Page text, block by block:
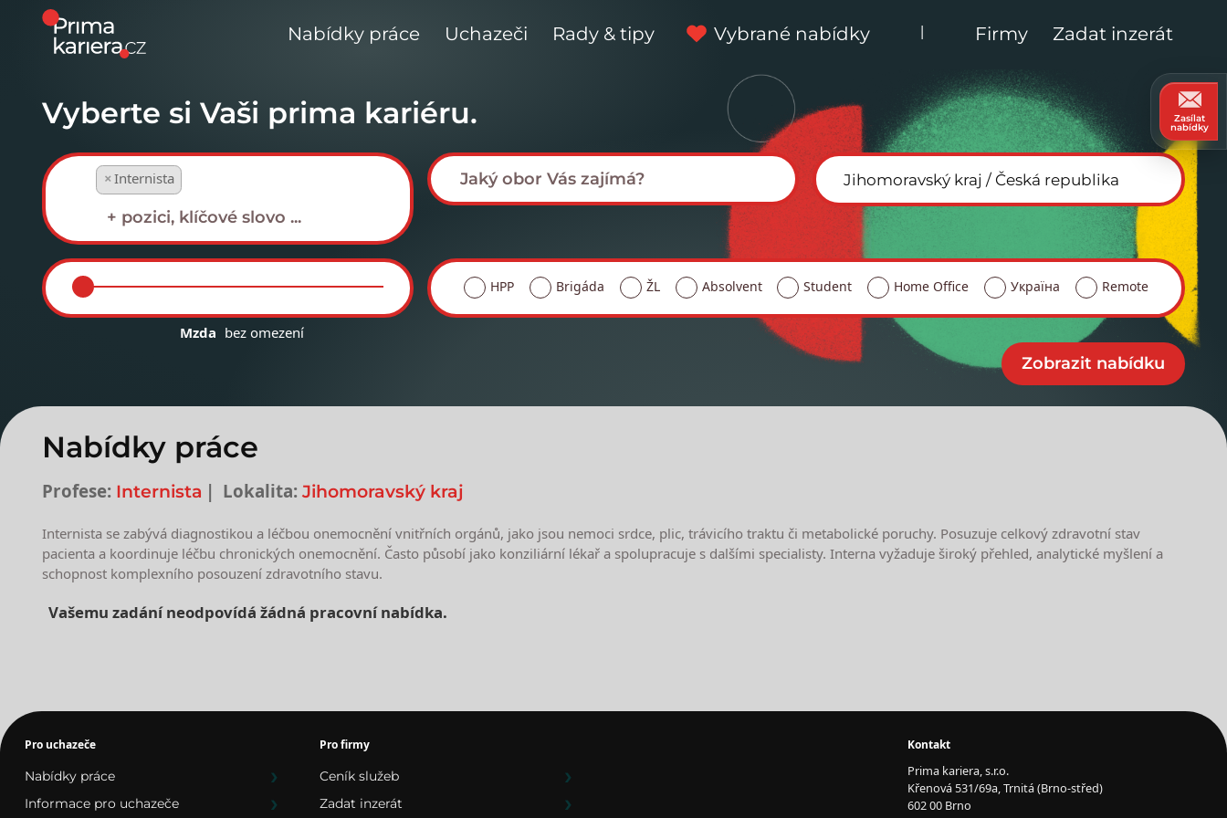
Nabídky práce Uchazeči Rady & tipy Vybrané nabídky | Firmy Zadat inzerát
Vyberte si Vaši prima kariéru.
×Internista
Mzda bez omezení
HPP Brigáda ŽL Absolvent Student Home Office Україна Remote
Nabídky práce
Profese: Internista Lokalita: Jihomoravský kraj
Internista se zabývá diagnostikou a léčbou onemocnění vnitřních orgánů, jako jsou nemoci srdce, plic, trávicího traktu či metabolické poruchy. Posuzuje celkový zdravotní stav
pacienta a koordinuje léčbu chronických onemocnění. Často působí jako konziliární lékař a spolupracuje s dalšími specialisty. Interna vyžaduje široký přehled, analytické myšlení a
schopnost komplexního posouzení zdravotního stavu.
Vašemu zadání neodpovídá žádná pracovní nabídka.
Zasílat
nabídky
Pro uchazeče
Nabídky práce
Informace pro uchazeče
Pro firmy
Ceník služeb
Zadat inzerát
Kontakt
Prima kariera, s.r.o.
Křenová 531/69a, Trnitá (Brno-střed)
602 00 Brno